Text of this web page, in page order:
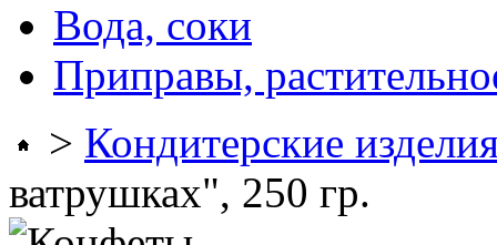
Вода, соки
Приправы,
> Кондитерские
ватрушках", 250 гр.